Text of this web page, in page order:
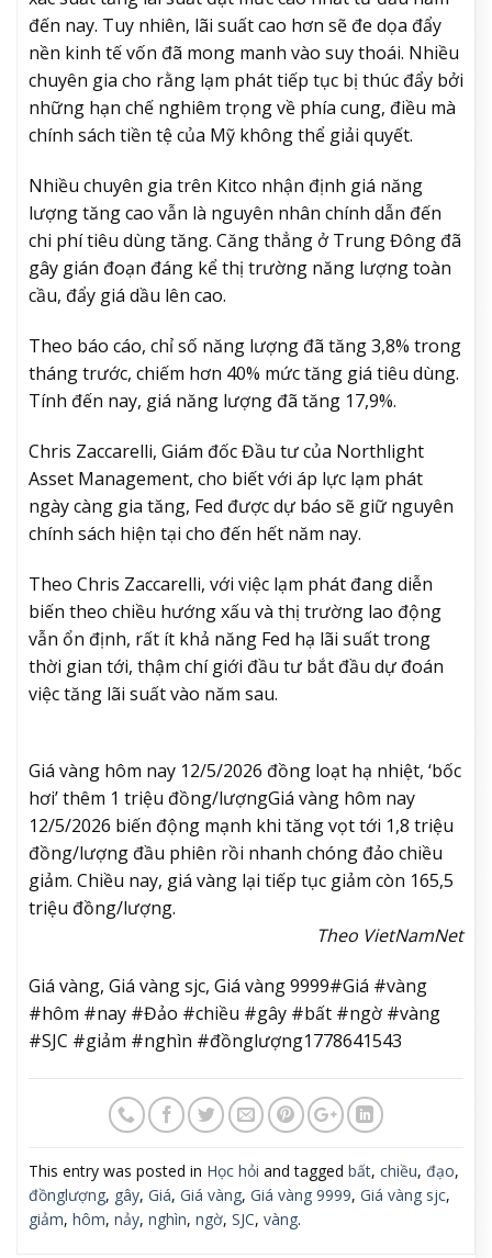
đến nay. Tuy nhiên, lãi suất cao hơn sẽ đe dọa đẩy
nền kinh tế vốn đã mong manh vào suy thoái. Nhiều
chuyên gia cho rằng lạm phát tiếp tục bị thúc đẩy bởi
những hạn chế nghiêm trọng về phía cung, điều mà
chính sách tiền tệ của Mỹ không thể giải quyết.
Nhiều chuyên gia trên Kitco nhận định giá năng
lượng tăng cao vẫn là nguyên nhân chính dẫn đến
chi phí tiêu dùng tăng. Căng thẳng ở Trung Đông đã
gây gián đoạn đáng kể thị trường năng lượng toàn
cầu, đẩy giá dầu lên cao.
Theo báo cáo, chỉ số năng lượng đã tăng 3,8% trong
tháng trước, chiếm hơn 40% mức tăng giá tiêu dùng.
Tính đến nay, giá năng lượng đã tăng 17,9%.
Chris Zaccarelli, Giám đốc Đầu tư của Northlight
Asset Management, cho biết với áp lực lạm phát
ngày càng gia tăng, Fed được dự báo sẽ giữ nguyên
chính sách hiện tại cho đến hết năm nay.
Theo Chris Zaccarelli, với việc lạm phát đang diễn
biến theo chiều hướng xấu và thị trường lao động
vẫn ổn định, rất ít khả năng Fed hạ lãi suất trong
thời gian tới, thậm chí giới đầu tư bắt đầu dự đoán
việc tăng lãi suất vào năm sau.
Giá vàng hôm nay 12/5/2026 đồng loạt hạ nhiệt, ‘bốc
hơi’ thêm 1 triệu đồng/lượngGiá vàng hôm nay
12/5/2026 biến động mạnh khi tăng vọt tới 1,8 triệu
đồng/lượng đầu phiên rồi nhanh chóng đảo chiều
giảm. Chiều nay, giá vàng lại tiếp tục giảm còn 165,5
triệu đồng/lượng.
Theo VietNamNet
Giá vàng, Giá vàng sjc, Giá vàng 9999#Giá #vàng
#hôm #nay #Đảo #chiều #gây #bất #ngờ #vàng
#SJC #giảm #nghìn #đồnglượng1778641543
This entry was posted in Học hỏi and tagged bất, chiều, đạo,
đồnglượng, gây, Giá, Giá vàng, Giá vàng 9999, Giá vàng sjc,
giảm, hôm, nảy, nghìn, ngờ, SJC, vàng.